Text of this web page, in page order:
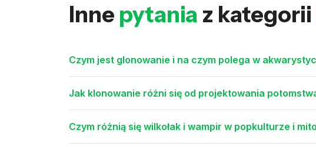
Inne pytania z kategorii
Czym jest glonowanie i na czym polega w
Jak klonowanie różni się od projektowania
Czym różnią się wilkołak i wampir w popkulturze i